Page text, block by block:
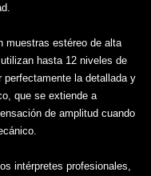
muestras estéreo de alta
hasta 12 niveles de
la detallada y
que se extiende a
de amplitud cuando
intérpretes profesionales,